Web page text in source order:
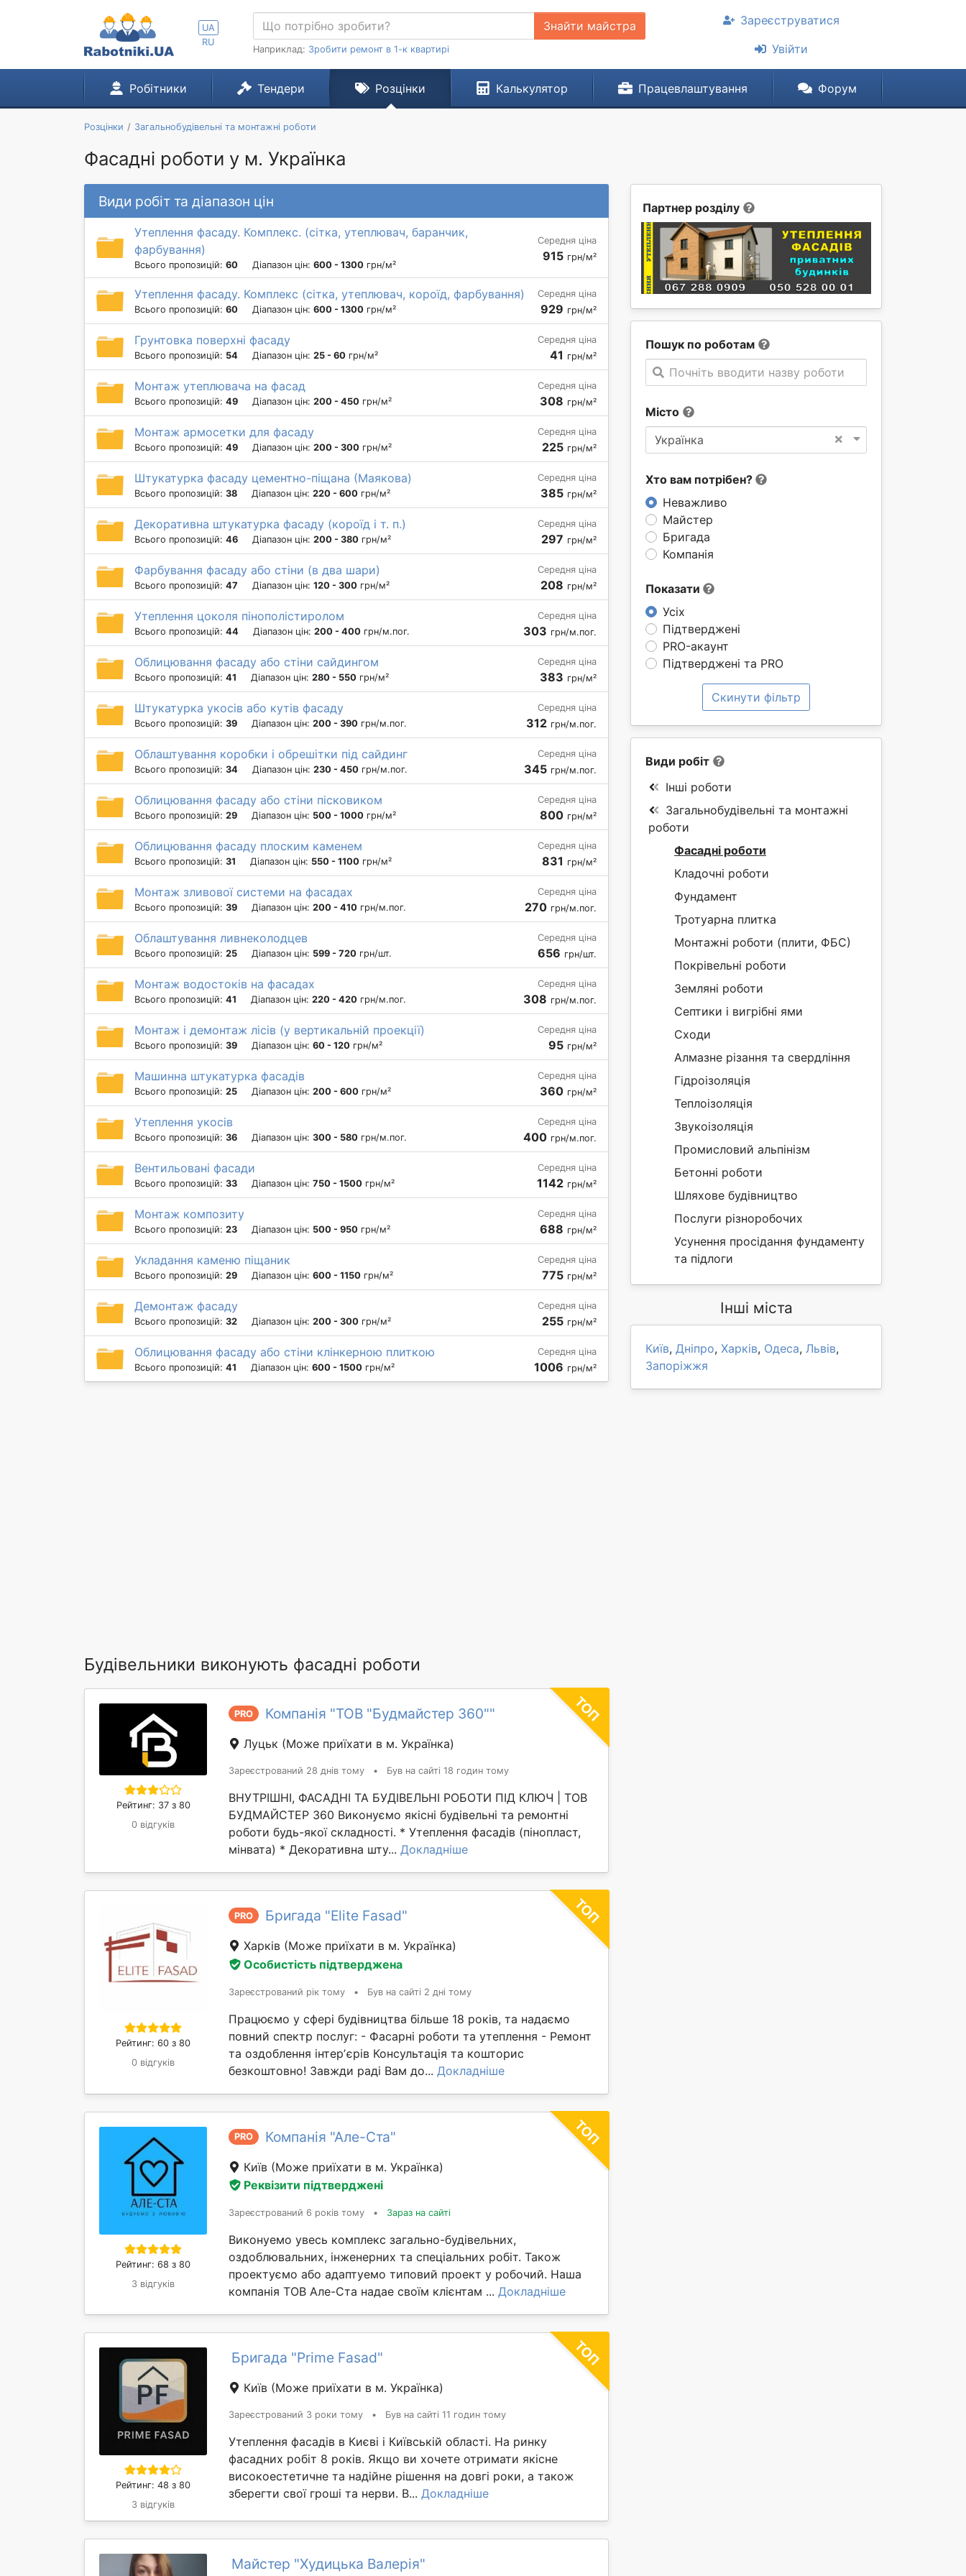
UA
RU
Знайти майстра
Наприклад: Зробити ремонт в 1-к квартирі
Зареєструватися
Увійти
Робітники Тендери Розцінки Калькулятор Працевлаштування Форум
Розцінки Загальнобудівельні та монтажні роботи
Фасадні роботи у м. Українка
Партнер розділу
Пошук по роботам
Почніть вводити назву роботи
Місто
×
Українка
Хто вам потрібен?
Неважливо
Майстер
Бригада
Компанія
Показати
Усіх
Підтверджені
PRO-акаунт
Підтверджені та PRO
Скинути фільтр
Види робіт та діапазон цін
Утеплення фасаду. Комплекс. (сітка, утеплювач, баранчик,
фарбування)
Всього пропозицій: 60 Діапазон цін: 600 - 1300 грн/м²
Середня ціна
915 грн/м²
Утеплення фасаду. Комплекс (сітка, утеплювач, короїд, фарбування)
Всього пропозицій: 60 Діапазон цін: 600 - 1300 грн/м²
Середня ціна
929 грн/м²
Грунтовка поверхні фасаду
Всього пропозицій: 54 Діапазон цін: 25 - 60 грн/м²
Середня ціна
41 грн/м²
Монтаж утеплювача на фасад
Всього пропозицій: 49 Діапазон цін: 200 - 450 грн/м²
Середня ціна
308 грн/м²
Монтаж армосетки для фасаду
Всього пропозицій: 49 Діапазон цін: 200 - 300 грн/м²
Середня ціна
225 грн/м²
Штукатурка фасаду цементно-піщана (Маякова)
Всього пропозицій: 38 Діапазон цін: 220 - 600 грн/м²
Середня ціна
385 грн/м²
Декоративна штукатурка фасаду (короїд і т. п.)
Всього пропозицій: 46 Діапазон цін: 200 - 380 грн/м²
Середня ціна
297 грн/м²
Фарбування фасаду або стіни (в два шари)
Всього пропозицій: 47 Діапазон цін: 120 - 300 грн/м²
Середня ціна
208 грн/м²
Утеплення цоколя пінополістиролом
Всього пропозицій: 44 Діапазон цін: 200 - 400 грн/м.пог.
Середня ціна
303 грн/м.пог.
Облицювання фасаду або стіни сайдингом
Всього пропозицій: 41 Діапазон цін: 280 - 550 грн/м²
Середня ціна
383 грн/м²
Штукатурка укосів або кутів фасаду
Всього пропозицій: 39 Діапазон цін: 200 - 390 грн/м.пог.
Середня ціна
312 грн/м.пог.
Облаштування коробки і обрешітки під сайдинг
Всього пропозицій: 34 Діапазон цін: 230 - 450 грн/м.пог.
Середня ціна
345 грн/м.пог.
Облицювання фасаду або стіни пісковиком
Всього пропозицій: 29 Діапазон цін: 500 - 1000 грн/м²
Середня ціна
800 грн/м²
Облицювання фасаду плоским каменем
Всього пропозицій: 31 Діапазон цін: 550 - 1100 грн/м²
Середня ціна
831 грн/м²
Монтаж зливової системи на фасадах
Всього пропозицій: 39 Діапазон цін: 200 - 410 грн/м.пог.
Середня ціна
270 грн/м.пог.
Облаштування ливнеколодцев
Всього пропозицій: 25 Діапазон цін: 599 - 720 грн/шт.
Середня ціна
656 грн/шт.
Монтаж водостоків на фасадах
Всього пропозицій: 41 Діапазон цін: 220 - 420 грн/м.пог.
Середня ціна
308 грн/м.пог.
Монтаж і демонтаж лісів (у вертикальній проекції)
Всього пропозицій: 39 Діапазон цін: 60 - 120 грн/м²
Середня ціна
95 грн/м²
Машинна штукатурка фасадів
Всього пропозицій: 25 Діапазон цін: 200 - 600 грн/м²
Середня ціна
360 грн/м²
Утеплення укосів
Всього пропозицій: 36 Діапазон цін: 300 - 580 грн/м.пог.
Середня ціна
400 грн/м.пог.
Вентильовані фасади
Всього пропозицій: 33 Діапазон цін: 750 - 1500 грн/м²
Середня ціна
1142 грн/м²
Монтаж композиту
Всього пропозицій: 23 Діапазон цін: 500 - 950 грн/м²
Середня ціна
688 грн/м²
Укладання каменю піщаник
Всього пропозицій: 29 Діапазон цін: 600 - 1150 грн/м²
Середня ціна
775 грн/м²
Демонтаж фасаду
Всього пропозицій: 32 Діапазон цін: 200 - 300 грн/м²
Середня ціна
255 грн/м²
Облицювання фасаду або стіни клінкерною плиткою
Всього пропозицій: 41 Діапазон цін: 600 - 1500 грн/м²
Середня ціна
1006 грн/м²
Будівельники виконують фасадні роботи
Рейтинг: 37 з 80
0 відгуків
PRO Компанія "ТОВ "Будмайстер 360""
Луцьк (Може приїхати в м. Українка)
Зареєстрований 28 днів тому • Був на сайті 18 годин тому
ВНУТРІШНІ, ФАСАДНІ ТА БУДІВЕЛЬНІ РОБОТИ ПІД КЛЮЧ | ТОВ
БУДМАЙСТЕР 360 Виконуємо якісні будівельні та ремонтні
роботи будь-якої складності. * Утеплення фасадів (пінопласт,
мінвата) * Декоративна шту... Докладніше
Рейтинг: 60 з 80
0 відгуків
PRO Бригада "Elite Fasad"
Харків (Може приїхати в м. Українка)
Особистість підтверджена
Зареєстрований рік тому • Був на сайті 2 дні тому
Працюємо у сфері будівництва більше 18 років, та надаємо
повний спектр послуг: - Фасарні роботи та утеплення - Ремонт
та оздоблення інтерʼєрів Консультація та кошторис
безкоштовно! Завжди раді Вам до... Докладніше
Рейтинг: 68 з 80
3 відгуків
PRO Компанія "Але-Ста"
Київ (Може приїхати в м. Українка)
Реквізити підтверджені
Зареєстрований 6 років тому • Зараз на сайті
Виконуемо увесь комплекс загально-будівельних,
оздоблювальних, інженерних та спеціальних робіт. Також
проектуємо або адаптуемо типовий проект у робочий. Наша
компанія ТОВ Але-Ста надае своїм клієнтам ... Докладніше
Рейтинг: 48 з 80
3 відгуків
Бригада "Prime Fasad"
Київ (Може приїхати в м. Українка)
Зареєстрований 3 роки тому • Був на сайті 11 годин тому
Утеплення фасадів в Києві і Київській області. На ринку
фасадних робіт 8 років. Якщо ви хочете отримати якісне
високоестетичне та надійне рішення на довгі роки, а також
зберегти свої гроші та нерви. В... Докладніше
Майстер "Худицька Валерія"
Види робіт
Інші роботи
Загальнобудівельні та монтажні
роботи
Фасадні роботи
Кладочні роботи
Фундамент
Тротуарна плитка
Монтажні роботи (плити, ФБС)
Покрівельні роботи
Земляні роботи
Септики і вигрібні ями
Сходи
Алмазне різання та свердління
Гідроізоляція
Теплоізоляція
Звукоізоляція
Промисловий альпінізм
Бетонні роботи
Шляхове будівництво
Послуги різноробочих
Усунення просідання фундаменту
та підлоги
Інші міста
Київ, Дніпро, Харків, Одеса, Львів,
Запоріжжя